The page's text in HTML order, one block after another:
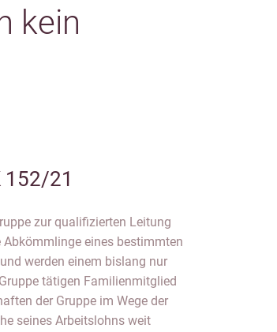
kein
152/21
zur qualifizierten Leitung
eines bestimmten
werden einem bislang nur
tätigen Familienmitglied
der Gruppe im Wege der
seines Arbeitslohns weit